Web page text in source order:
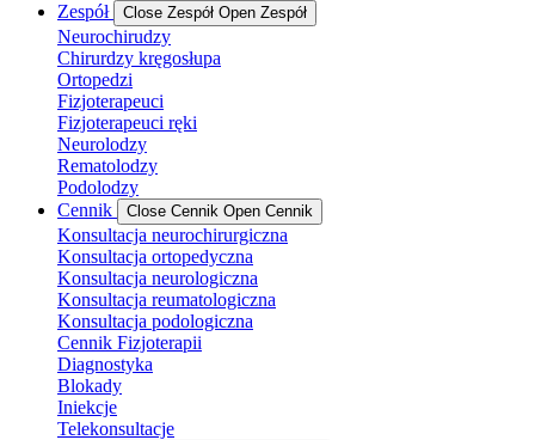
Zespół
Close Zespół Open Zespół
Neurochirudzy
Chirurdzy kręgosłupa
Ortopedzi
Fizjoterapeuci
Fizjoterapeuci ręki
Neurolodzy
Rematolodzy
Podolodzy
Cennik
Close Cennik Open Cennik
Konsultacja neurochirurgiczna
Konsultacja ortopedyczna
Konsultacja neurologiczna
Konsultacja reumatologiczna
Konsultacja podologiczna
Cennik Fizjoterapii
Diagnostyka
Blokady
Iniekcje
Telekonsultacje